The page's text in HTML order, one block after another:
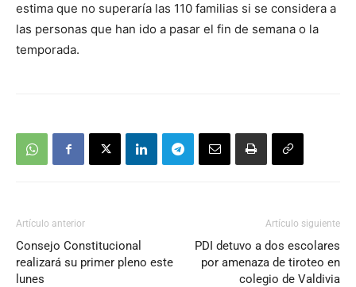
estima que no superaría las 110 familias si se considera a
las personas que han ido a pasar el fin de semana o la
temporada.
Artículo anterior
Consejo Constitucional
realizará su primer pleno este
lunes
Artículo siguiente
PDI detuvo a dos escolares
por amenaza de tiroteo en
colegio de Valdivia